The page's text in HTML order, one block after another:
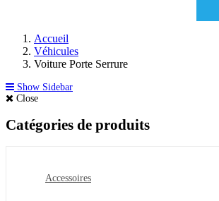
Accueil
Véhicules
Voiture Porte Serrure
Show Sidebar
Close
Catégories de produits
Accessoires